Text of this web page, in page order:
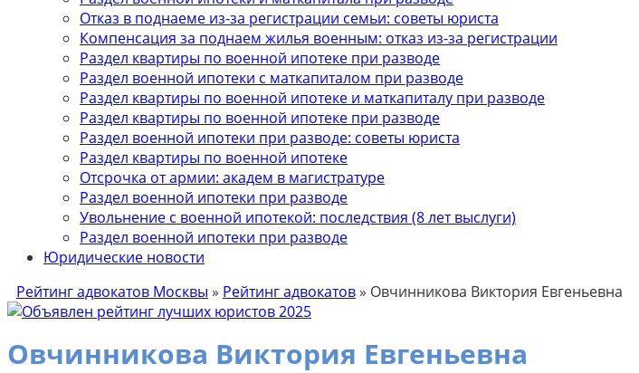
Отказ в поднаеме из-за регистрации семьи: советы юриста
Компенсация за поднаем жилья военным: отказ из-за регистрации
Раздел квартиры по военной ипотеке при разводе
Раздел военной ипотеки с маткапиталом при разводе
Раздел квартиры по военной ипотеке и маткапиталу при разводе
Раздел квартиры по военной ипотеке при разводе
Раздел военной ипотеки при разводе: советы юриста
Раздел квартиры по военной ипотеке
Отсрочка от армии: академ в магистратуре
Раздел военной ипотеки при разводе
Увольнение с военной ипотекой: последствия (8 лет выслуги)
Раздел военной ипотеки при разводе
Юридические новости
Рейтинг адвокатов Москвы » Рейтинг адвокатов» Овчинникова Виктория Евгеньевна
Овчинникова Виктория Евгеньевна